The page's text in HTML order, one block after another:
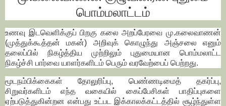
பொம்மலாட்டம்
உணவு இடவெளிக்குப் பிறகு கலை அறப்பேரவை மு.கலைவாணன்
(முத்துக்கூத்தன் மகன்) அறிவுக் கொழுந்து அஞ்சலை எனும்
தலைப்பில் நிகழ்த்திய முற்றிலும் புதுமையான பொம்மலாட்ட
நிகழ்ச்சி பார்வை யாளர்களிடம் பெரும் வரவேற்பைப் பெற்றது.
மூடநம்பிக்கைகள் தோலுரிப்பு, பெண்ணடிமைத் தகர்ப்பு,
சிறுவர்களிடம் எந்த வகையில் கைப்பேசிகள் பாதிப்புகளை
ஏற்படுத்துகின்றன என்பது உட்பட இக்காலக்கட்டத்தில் சூழ்ந்துள்ள